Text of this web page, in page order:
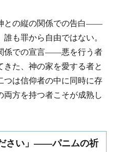
との縦の関係での告白——
も罪から自由ではない。
係での宣言——悪を行う者
きた、神の家を愛する者と
つは信仰者の中に同時に存
方を持つ者こそが成熟し
さい」——パニムの祈